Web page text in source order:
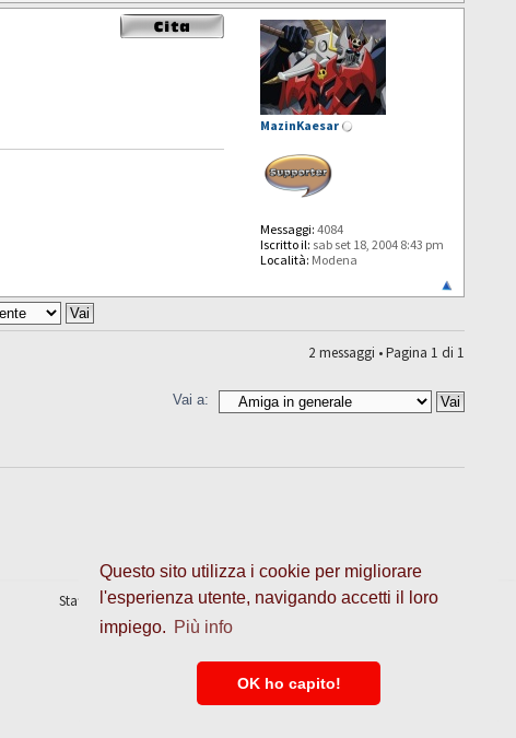
Questo sito utilizza i cookie per migliorare
l'esperienza utente, navigando accetti il loro
impiego. Più info
OK ho capito!
MazinKaesar
Messaggi: 4084
Iscritto il: sab set 18, 2004 8:43 pm
Località: Modena
2 messaggi • Pagina 1 di 1
Vai a:
Staff Cancella cookie• Tutti gli orari sono UTC + 1 ora [ora legale